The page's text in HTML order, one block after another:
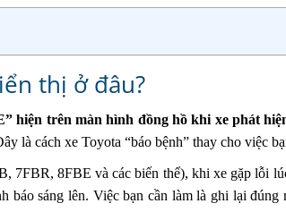
thị ở đâu?
hiện trên màn hình đồng hồ khi xe phát
là cách xe Toyota “báo bệnh” thay cho việc
7FBR, 8FBE và các biến thể), khi xe gặp lỗi
báo sáng lên. Việc bạn cần làm là ghi lại